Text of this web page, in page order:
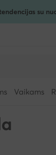
su
Vaikams